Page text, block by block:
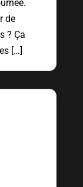
de
? Ça
[…]